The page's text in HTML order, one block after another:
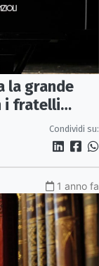
la grande
i fratelli
Condividi su:
1 anno fa